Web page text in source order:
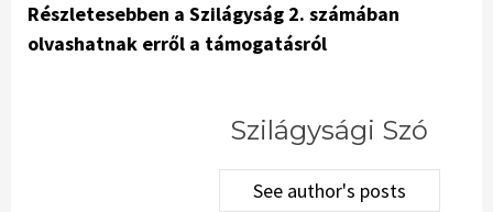
Részletesebben a Szilágyság 2. számában
olvashatnak erről a támogatásról
Szilágysági Szó
See author's posts